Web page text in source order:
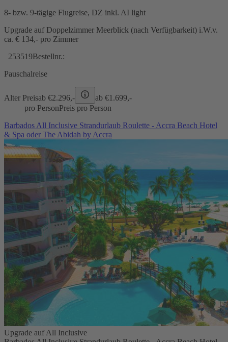
8- bzw. 9-tägige Flugreise, DZ inkl. AI light
Upgrade auf Doppelzimmer Meerblick (nach Verfügbarkeit) i.W.v.
ca. € 134,- pro Zimmer
253519Bestellnr.:
Pauschalreise
Alter Preisab €2.296,- ab €1.699,-
pro PersonPreis pro Person
Barbados All Inclusive Strandurlaub Roulette - Accra Beach Hotel
& Spa oder The Abidah by Accra
Upgrade auf All Inclusive